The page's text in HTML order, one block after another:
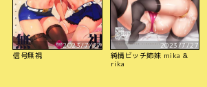
2023/7/27
信号無視
2023/7/27
純情ビッチ姉妹 mika &
rika